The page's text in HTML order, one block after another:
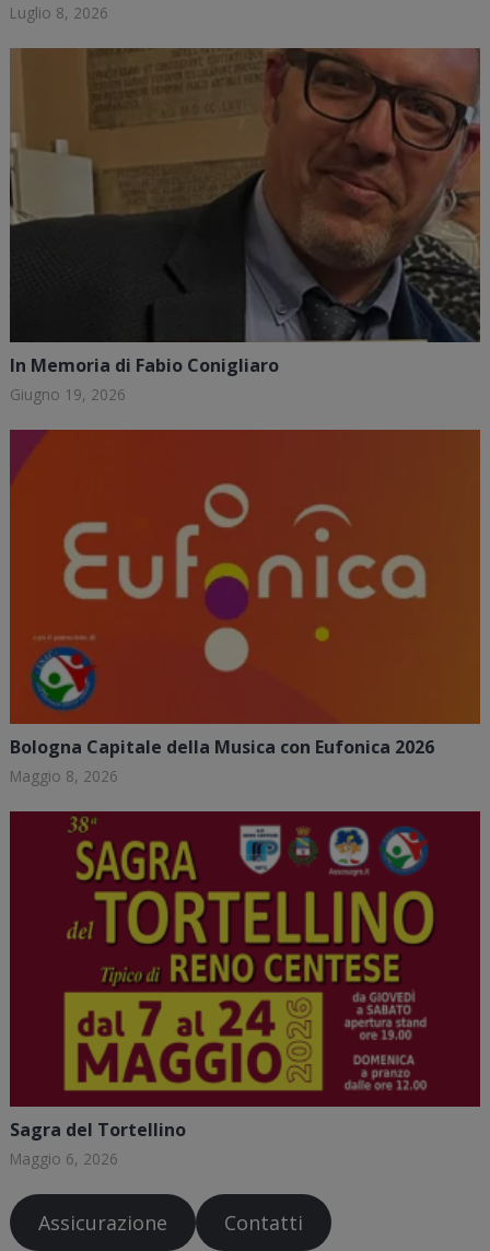
Luglio 8, 2026
In Memoria di Fabio Conigliaro
Giugno 19, 2026
Bologna Capitale della Musica con Eufonica 2026
Maggio 8, 2026
Sagra del Tortellino
Maggio 6, 2026
Assicurazione Contatti